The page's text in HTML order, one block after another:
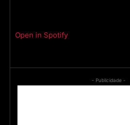
Open in Spotify
- Publicidade -